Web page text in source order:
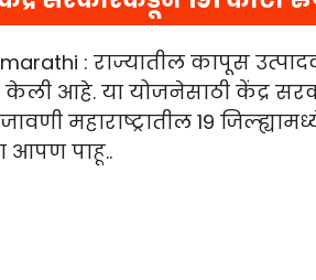
: राज्यातील कापूस
केली आहे. या योजनेसाठी केंद्र
महाराष्ट्रातील 19
आपण पाहू..